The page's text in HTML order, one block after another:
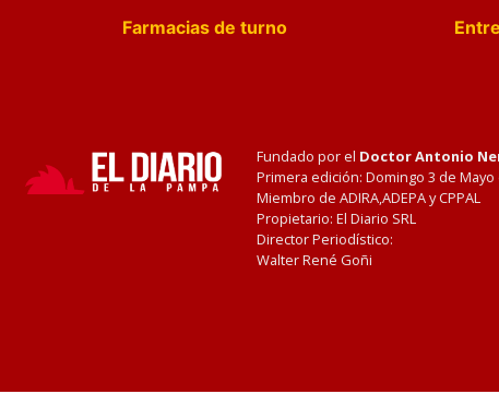
Farmacias de turno
Fundado por el Doctor Antonio
Primera edición: Domingo 3 de Mayo
Miembro de ADIRA,ADEPA y CPPAL
Propietario: El Diario SRL
Director Periodístico:
Walter René Goñi